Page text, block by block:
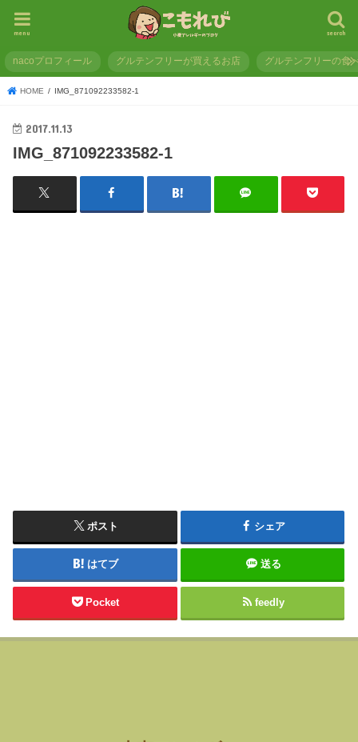
search
menu
nacoプロフィール グルテンフリーが買えるお店 グルテンフリーの食
HOME IMG_871092233582-1
2017.11.13
IMG_871092233582-1
ポスト シェア
はてブ 送る
Pocket feedly